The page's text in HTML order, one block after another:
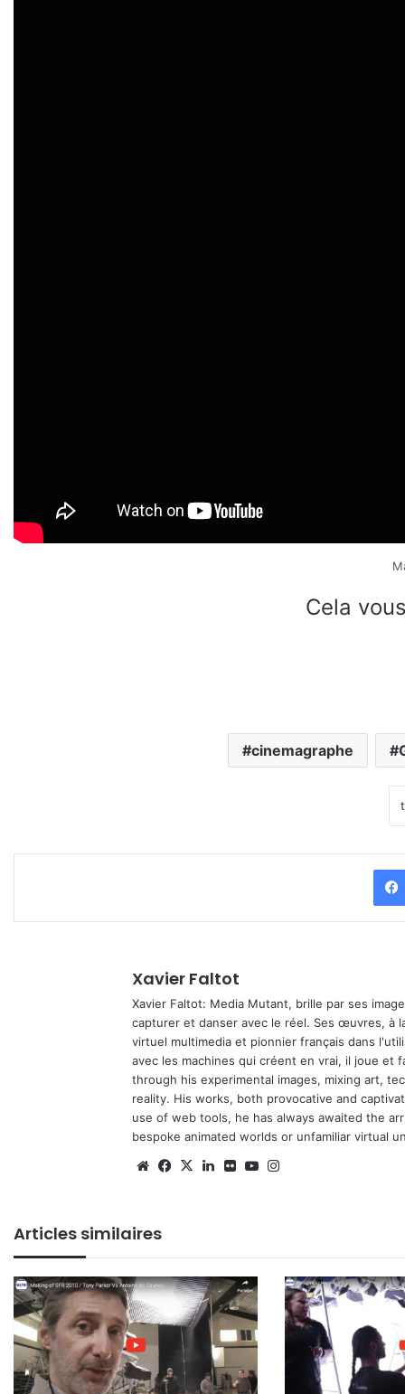
Cela
cinemagraphe
Xavier Faltot
Xavier Faltot: Media Mutant, brille par ses
capturer et danser avec le réel. Ses œuvres, à
virtuel multimedia et pionnier français dans
avec les machines qui créent en vrai, il joue et
through his experimental images, mixing art,
reality. His works, both provocative and
use of web tools, he has always awaited the
bespoke animated worlds or unfamiliar virtual
WebsiteFacebook
X Linkedin
FlickrYouTube
Articles similaires